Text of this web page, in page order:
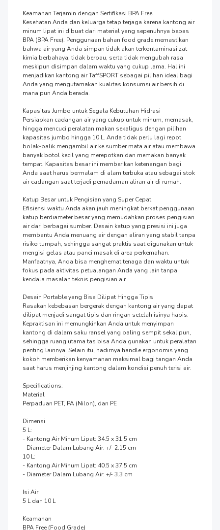
Keamanan Terjamin dengan Sertifikasi BPA Free
Kesehatan Anda dan keluarga tetap terjaga karena kantong air
minum lipat ini dibuat dari material yang sepenuhnya bebas
BPA (BPA Free). Penggunaan bahan food grade memastikan
bahwa air yang Anda simpan tidak akan terkontaminasi zat
kimia berbahaya, tidak berbau, serta tidak mengubah rasa
meskipun disimpan dalam waktu yang cukup lama. Hal ini
menjadikan kantong air TaffSPORT sebagai pilihan ideal bagi
Anda yang mengutamakan kualitas konsumsi air bersih di
mana pun Anda berada.
Kapasitas Jumbo untuk Segala Kebutuhan Hidrasi
Persiapkan cadangan air yang cukup untuk minum, memasak,
hingga mencuci peralatan makan sekaligus dengan pilihan
kapasitas jumbo hingga 10 L. Anda tidak perlu lagi repot
bolak-balik mengambil air ke sumber mata air atau membawa
banyak botol kecil yang merepotkan dan memakan banyak
tempat. Kapasitas besar ini memberikan ketenangan bagi
Anda saat harus bermalam di alam terbuka atau sebagai stok
air cadangan saat terjadi pemadaman aliran air di rumah.
Katup Besar untuk Pengisian yang Super Cepat
Efisiensi waktu Anda akan jauh meningkat berkat penggunaan
katup berdiameter besar yang memudahkan proses pengisian
air dari berbagai sumber. Desain katup yang presisi ini juga
membantu Anda menuang air dengan aliran yang stabil tanpa
risiko tumpah, sehingga sangat praktis saat digunakan untuk
mengisi gelas atau panci masak di area perkemahan.
Manfaatnya, Anda bisa menghemat tenaga dan waktu untuk
fokus pada aktivitas petualangan Anda yang lain tanpa
kendala masalah teknis pengisian air.
Desain Portable yang Bisa Dilipat Hingga Tipis
Rasakan kebebasan bergerak dengan kantong air yang dapat
dilipat menjadi sangat tipis dan ringan setelah isinya habis.
Kepraktisan ini memungkinkan Anda untuk menyimpan
kantong di dalam saku ransel yang paling sempit sekalipun,
sehingga ruang utama tas bisa Anda gunakan untuk peralatan
penting lainnya. Selain itu, hadirnya handle ergonomis yang
kokoh memberikan kenyamanan maksimal bagi tangan Anda
saat harus menjinjing kantong dalam kondisi penuh terisi air.
Specifications:
Material
Perpaduan PET, PA (Nilon), dan PE
Dimensi
5 L:
- Kantong Air Minum Lipat: 34.5 x 31.5 cm
- Diameter Dalam Lubang Air: +/- 2.15 cm
10 L:
- Kantong Air Minum Lipat: 40.5 x 37.5 cm
- Diameter Dalam Lubang Air: +/- 3.3 cm
Isi Air
5 L dan 10 L
Keamanan
BPA Free (Food Grade)